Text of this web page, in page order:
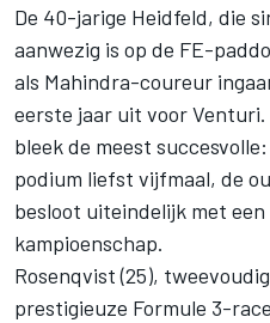
De 40-jarige Heidfeld, die
aanwezig is op de FE-
als Mahindra-coureur
eerste jaar uit voor Venturi.
bleek de meest
podium liefst vijfmaal, de
besloot uiteindelijk met
kampioenschap.
Rosenqvist (25),
prestigieuze Formule 3-